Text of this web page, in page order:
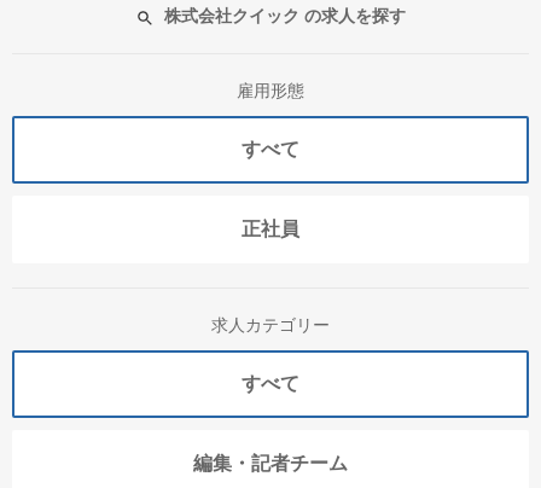
株式会社クイック の求人を探す
雇用形態
すべて
正社員
求人カテゴリー
すべて
編集・記者チーム